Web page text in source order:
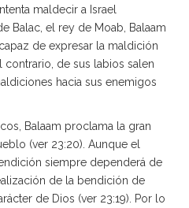
maldecir a Israel
Balac, el rey de Moab, Balaam
de expresar la maldición
contrario, de sus labios salen
hacia sus enemigos
Balaam proclama la gran
(ver 23:20). Aunque el
siempre dependerá de
de la bendición de
de Dios (ver 23:19). Por lo